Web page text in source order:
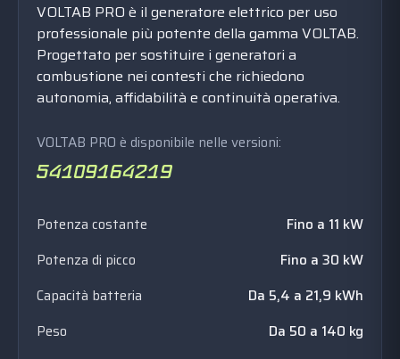
VOLTAB PRO è il generatore elettrico per uso
professionale più potente della gamma VOLTAB.
Progettato per sostituire i generatori a
combustione nei contesti che richiedono
autonomia, affidabilità e continuità operativa.
VOLTAB PRO è disponibile nelle versioni:
Potenza costante
Fino a 11 kW
Potenza di picco
Fino a 30 kW
Capacità batteria
Da 5,4 a 21,9 kWh
Peso
Da 50 a 140 kg